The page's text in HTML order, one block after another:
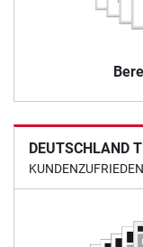
DEUTSCHLAND